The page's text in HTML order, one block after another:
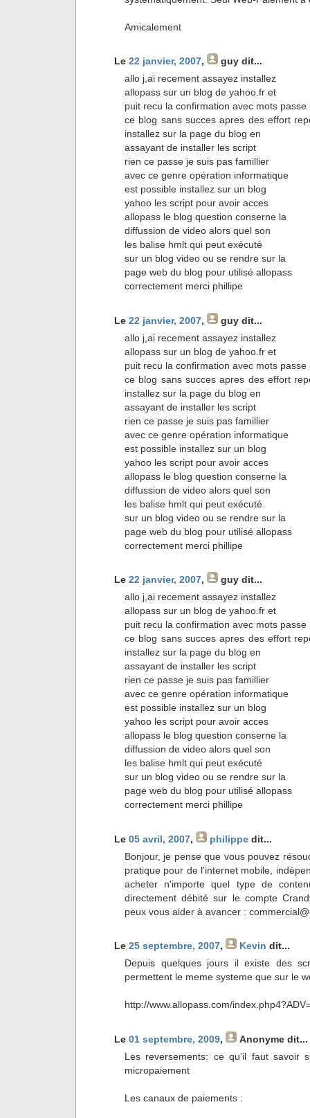
Amicalement
Le 22 janvier, 2007, guy dit...
allo j,ai recement assayez installez
allopass sur un blog de yahoo.fr et
puit recu la confirmation avec mots
ce blog sans succes apres des effort
installez sur la page du blog en
assayant de installer les script
rien ce passe je suis pas famillier
avec ce genre opération informatique
est possible installez sur un blog
yahoo les script pour avoir acces
allopass le blog question conserne la
diffussion de video alors quel son
les balise hmlt qui peut exécuté
sur un blog video ou se rendre sur la
page web du blog pour utilisé allopass
correctement merci phillipe
Le 22 janvier, 2007, guy dit...
allo j,ai recement assayez installez
allopass sur un blog de yahoo.fr et
puit recu la confirmation avec mots
ce blog sans succes apres des effort
installez sur la page du blog en
assayant de installer les script
rien ce passe je suis pas famillier
avec ce genre opération informatique
est possible installez sur un blog
yahoo les script pour avoir acces
allopass le blog question conserne la
diffussion de video alors quel son
les balise hmlt qui peut exécuté
sur un blog video ou se rendre sur la
page web du blog pour utilisé allopass
correctement merci phillipe
Le 22 janvier, 2007, guy dit...
allo j,ai recement assayez installez
allopass sur un blog de yahoo.fr et
puit recu la confirmation avec mots
ce blog sans succes apres des effort
installez sur la page du blog en
assayant de installer les script
rien ce passe je suis pas famillier
avec ce genre opération informatique
est possible installez sur un blog
yahoo les script pour avoir acces
allopass le blog question conserne la
diffussion de video alors quel son
les balise hmlt qui peut exécuté
sur un blog video ou se rendre sur la
page web du blog pour utilisé allopass
correctement merci phillipe
Le 05 avril, 2007, philippe dit...
Bonjour, je pense que vous pouvez
pratique pour de l'internet mobile,
acheter n'importe quel type de
directement débité sur le compte
peux vous aider à avancer :
Le 25 septembre, 2007, Kevin dit...
Depuis quelques jours il existe des
permettent le meme systeme que sur le
http://www.allopass.com/
Le 01 septembre, 2009, Anonyme dit...
Les reversements: ce qu’il faut savoir
micropaiement
Les canaux de paiements :